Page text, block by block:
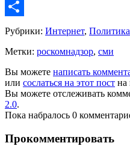
Copy
Link
Share
Рубрики: Интернет, Политика
Метки: роскомнадзор, сми
Вы можете написать
или сослаться на этот пост на
Вы можете отслеживать
2.0.
Пока набралось 0
Прокомментировать